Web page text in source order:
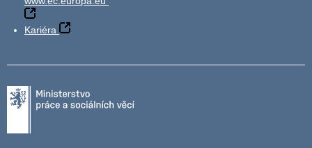
Kariéra